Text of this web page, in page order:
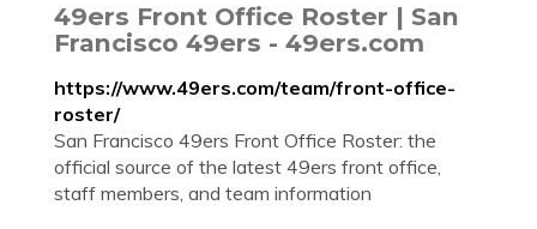
49ers Front Office Roster | San
Francisco 49ers - 49ers.com
https://www.49ers.com/team/front-office-
roster/
San Francisco 49ers Front Office Roster: the
official source of the latest 49ers front office,
staff members, and team information